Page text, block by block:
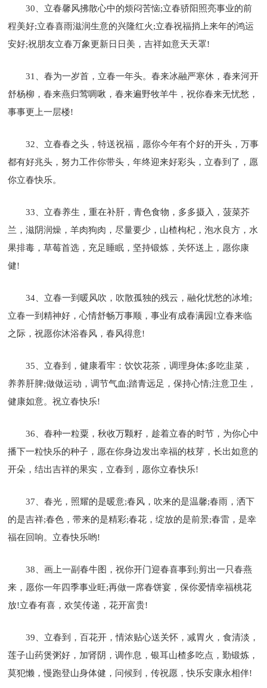
30、立春馨风拂散心中的烦闷苦恼;立春骄阳照亮事业的前
程美好;立春喜雨滋润生意的兴隆红火;立春祝福捎上来年的鸿运
安好;祝朋友立春万象更新日日美，吉祥如意天天罩!
31、春为一岁首，立春一年头。春来冰融严寒休，春来河开
舒杨柳，春来燕归莺啁啾，春来遍野牧羊牛，祝你春来无忧愁，
事事更上一层楼!
32、立春春之头，特送祝福，愿你今年有个好的开头，万事
都有好兆头，努力工作你带头，年终迎来好彩头，立春到了，愿
你立春快乐。
33、立春养生，重在补肝，青色食物，多多摄入，菠菜芥
兰，滋阴润燥，羊肉狗肉，尽量要少，山楂枸杞，泡水良方，水
果排毒，草莓首选，充足睡眠，坚持锻炼，关怀送上，愿你康
健!
34、立春一到暖风吹，吹散孤独的残云，融化忧愁的冰堆;
立春一到精神好，心情舒畅万事顺，事业有成春满园!立春来临
之际，祝愿你沐浴春风，春风得意!
35、立春到，健康看牢：饮饮花茶，调理身体;多吃韭菜，
养养肝脾;做做运动，调节气血;踏青远足，保持心情;注意卫生，
健康如意。祝立春快乐!
36、春种一粒粟，秋收万颗籽，趁着立春的时节，为你心中
播下一粒快乐的种子，愿在你身边发出幸福的枝芽，长出如意的
开朵，结出吉祥的果实，立春到，愿你立春快乐!
37、春光，照耀的是暖意;春风，吹来的是温馨;春雨，洒下
的是吉祥;春色，带来的是精彩;春花，绽放的是前景;春雷，是幸
福在回响。立春快乐哟!
38、画上一副春牛图，祝你开门迎春喜事到;剪出一只春燕
来，愿你一年四季事业旺;再做一席春饼宴，保你爱情幸福桃花
放!立春有喜，欢笑传递，花开富贵!
39、立春到，百花开，情浓贴心送关怀，减胃火，食清淡，
莲子山药煲粥好，加肾阴，调作息，银耳山楂多吃点，勤锻炼，
莫犯懒，慢跑登山身体健，问候到，传祝愿，快乐安康永相伴!